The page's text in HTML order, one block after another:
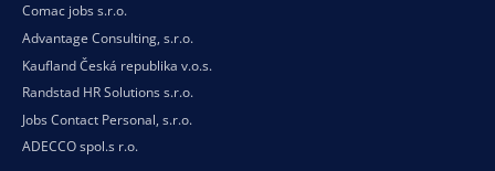
Comac jobs s.r.o.
Advantage Consulting, s.r.o.
Kaufland Česká republika v.o.s.
Randstad HR Solutions s.r.o.
Jobs Contact Personal, s.r.o.
ADECCO spol.s r.o.